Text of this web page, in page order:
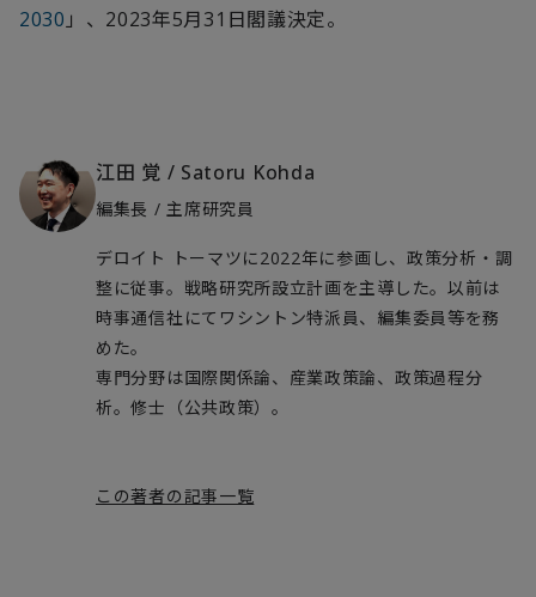
2030 」、 2023年5月31 日閣議決定。
江田 覚 / Satoru Kohda
編集長 / 主席研究員
デロイト トーマツに2022年に参画し、政策分析・調
整に従事。戦略研究所設立計画を主導した。以前は
時事通信社にてワシントン特派員、編集委員等を務
めた。
専門分野は国際関係論、産業政策論、政策過程分
析。修士（公共政策）。
この著者の記事一覧